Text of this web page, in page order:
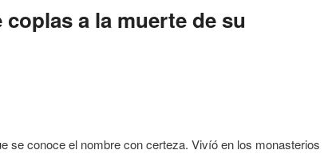
a la muerte de su
se conoce el nombre con certeza. Vivíó en los monasterios